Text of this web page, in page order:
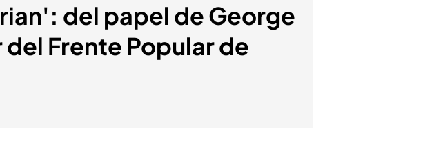
del papel de George
Frente Popular de